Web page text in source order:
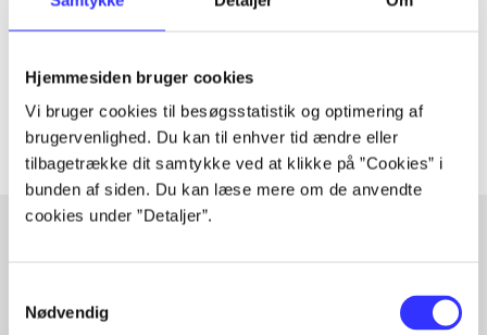
Hjemmesiden bruger cookies
Vi bruger cookies til besøgsstatistik og optimering af
brugervenlighed. Du kan til enhver tid ændre eller
tilbagetrække dit samtykke ved at klikke på ”Cookies” i
bunden af siden. Du kan læse mere om de anvendte
cookies under ”Detaljer”.
Nødvendig
lorem ipsum dolor sit amet ...
Artiklerne i handler ofte om
Fra